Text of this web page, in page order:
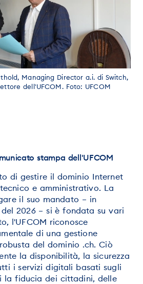
Managing Director a.i. di Switch,
dell'UFCOM. Foto: UFCOM
stampa dell'UFCOM
di gestire il dominio Internet
e amministrativo. La
il suo mandato – in
2026 – si è fondata su vari
l'UFCOM riconosce
di una gestione
del dominio .ch. Ciò
la disponibilità, la sicurezza
i servizi digitali basati sugli
la fiducia dei cittadini, delle